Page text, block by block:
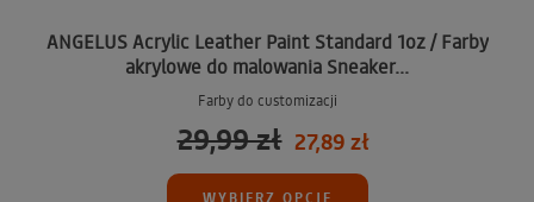
ANGELUS Acrylic Leather Paint Standard 1oz / Farby
akrylowe do malowania Sneaker...
Farby do customizacji
29,99 zł 27,89 zł
WYBIERZ OPCJE